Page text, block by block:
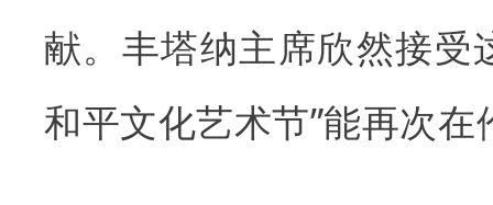
献。丰塔纳主席欣然接受
和平文化艺术节”能再次